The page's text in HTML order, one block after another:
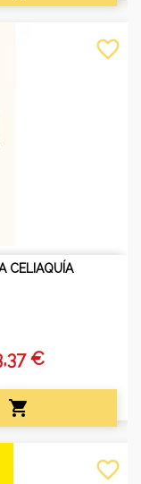
CELIAQUÍA
€

favorite_border
favorite_border